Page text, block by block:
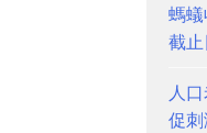
螞
截
人
促